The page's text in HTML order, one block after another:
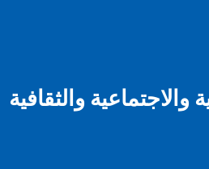
والاجتماعية والثقافية